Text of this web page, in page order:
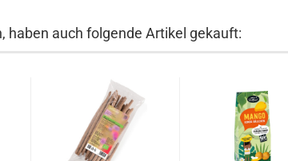
haben auch folgende Artikel gekauft: